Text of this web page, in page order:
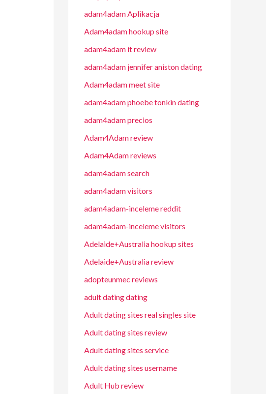
adam4adam Aplikacja
Adam4adam hookup site
adam4adam it review
adam4adam jennifer aniston dating
Adam4adam meet site
adam4adam phoebe tonkin dating
adam4adam precios
Adam4Adam review
Adam4Adam reviews
adam4adam search
adam4adam visitors
adam4adam-inceleme reddit
adam4adam-inceleme visitors
Adelaide+Australia hookup sites
Adelaide+Australia review
adopteunmec reviews
adult dating dating
Adult dating sites real singles site
Adult dating sites review
Adult dating sites service
Adult dating sites username
Adult Hub review